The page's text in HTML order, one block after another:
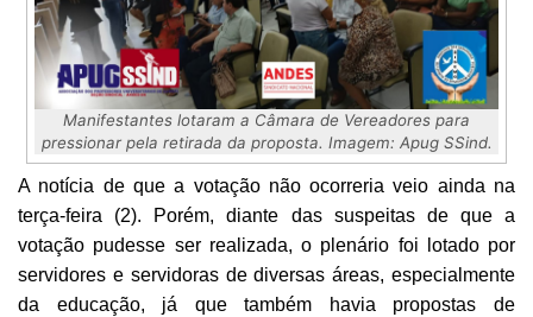
Manifestantes lotaram a Câmara de Vereadores para
pressionar pela retirada da proposta. Imagem: Apug SSind.
A notícia de que a votação não ocorreria veio ainda na
terça-feira (2). Porém, diante das suspeitas de que a
votação pudesse ser realizada, o plenário foi lotado por
servidores e servidoras de diversas áreas, especialmente
da educação, já que também havia propostas de